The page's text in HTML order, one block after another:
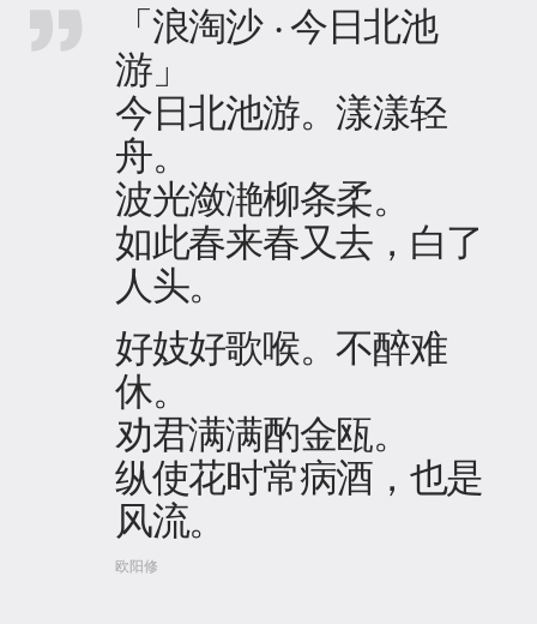
「浪淘沙 · 今日北池
游」
今日北池游。漾漾轻
舟。
波光潋滟柳条柔。
如此春来春又去，白了
人头。
好妓好歌喉。不醉难
休。
劝君满满酌金瓯。
纵使花时常病酒，也是
风流。
欧阳修